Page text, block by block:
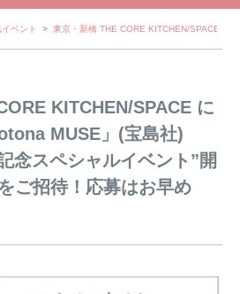
ベント > 東京・新橋 THE CORE KITCHEN/SPACE に
KITCHEN/SPACE に
MUSE」(宝島社)
念スペシャルイベント”開
ご招待！応募はお早め